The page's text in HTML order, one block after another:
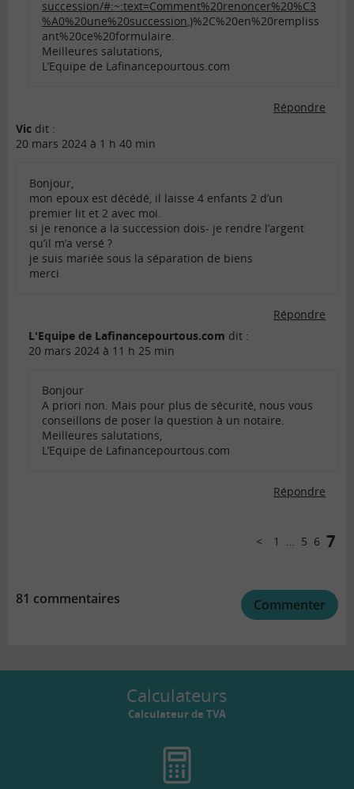
succession/#:~:text=Comment%20renoncer%20%C3
%A0%20une%20succession,)%2C%20en%20rempliss
ant%20ce%20formulaire.
Meilleures salutations,
L’Equipe de Lafinancepourtous.com
Répondre
Vic dit :
20 mars 2024 à 1 h 40 min
Bonjour,
mon epoux est décédé, il laisse 4 enfants 2 d’un
premier lit et 2 avec moi.
si je renonce a la succession dois- je rendre l’argent
qu’il m’a versé ?
je suis mariée sous la séparation de biens
merci
Répondre
L'Equipe de Lafinancepourtous.com dit :
20 mars 2024 à 11 h 25 min
Bonjour
A priori non. Mais pour plus de sécurité, nous vous
conseillons de poser la question à un notaire.
Meilleures salutations,
L’Equipe de Lafinancepourtous.com
Répondre
Précédent
1 … 5 6 7
81 commentaires Commenter
Calculateurs
Calculateur de TVA